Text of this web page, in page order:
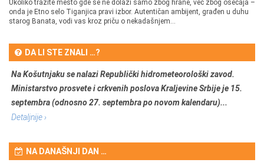
Ukoliko tražite mesto gde se ne dolazi samo zbog hrane, već zbog osećaja –
onda je Etno selo Tiganjica pravi izbor. Autentičan ambijent, građen u duhu
starog Banata, vodi vas kroz priču o nekadašnjem...
DA LI STE ZNALI …?
Na Košutnjaku se nalazi Republički hidrometeorološki zavod.
Ministarstvo prosvete i crkvenih poslova Kraljevine Srbije je 15.
septembra (odnosno 27. septembra po novom kalendaru)...
Detaljnije ›
NA DANAŠNJI DAN …